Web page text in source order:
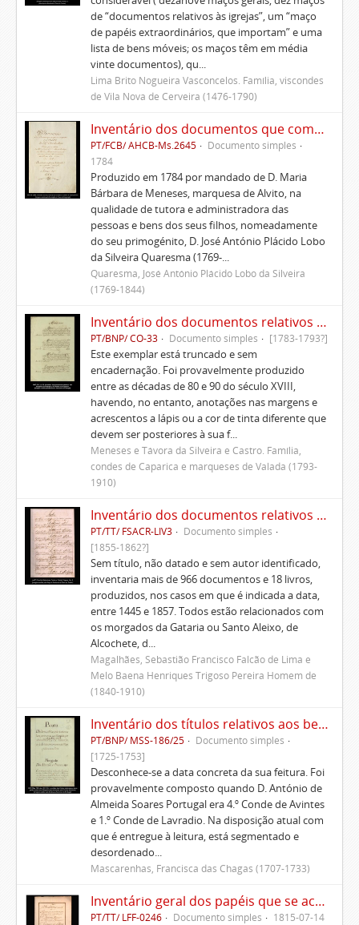
de “documentos relativos às igrejas”, um “maço
de papéis extraordinários, que importam” e uma
lista de bens móveis; os maços têm em média
vinte documentos), qu...
Lima Brito Nogueira Vasconcelos. Família, viscondes
de Vila Nova de Cerveira (1476-1790)
Inventário dos documentos que compõem o cartório da Casa de Alvito
PT/FCB/ AHCB-Ms.2645
Documento simples
1784
Produzido em 1784 por mandado de D. Maria
Bárbara de Meneses, marquesa de Alvito, na
qualidade de tutora e administradora das
pessoas e bens dos seus filhos, nomeadamente
do seu primogénito, D. José António Plácido Lobo
da Silveira Quaresma (1769-...
Quaresma, José António Plácido Lobo da Silveira
(1769-1844)
Inventário dos documentos relativos aos Morgados da Patameira, de Oliveira e de Caparica
PT/BNP/ CO-33 Documento simples [1783-1793?]
Este exemplar está truncado e sem
encadernação. Foi provavelmente produzido
entre as décadas de 80 e 90 do século XVIII,
havendo, no entanto, anotações nas margens e
acrescentos a lápis ou a cor de tinta diferente que
devem ser posteriores à sua f...
Meneses e Távora da Silveira e Castro. Família,
condes de Caparica e marqueses de Valada (1793-
1910)
Inventário dos documentos relativos aos Morgados do Santo Aleixo, de Alcochete e outros
PT/TT/ FSACR-LIV3
Documento simples
[1855-1862?]
Sem título, não datado e sem autor identificado,
inventaria mais de 966 documentos e 18 livros,
produzidos, nos casos em que é indicada a data,
entre 1445 e 1857. Todos estão relacionados com
os morgados da Gataria ou Santo Aleixo, de
Alcochete, d...
Magalhães, Sebastião Francisco Falcão de Lima e
Melo Baena Henriques Trigoso Pereira Homem de
(1840-1910)
Inventário dos títulos relativos aos bens pertencentes aos Morgados administrados pelo Conde de Avintes
PT/BNP/ MSS-186/25
Documento simples
[1725-1753]
Desconhece-se a data concreta da sua feitura. Foi
provavelmente composto quando D. António de
Almeida Soares Portugal era 4.º Conde de Avintes
e 1.º Conde de Lavradio. Na disposição atual com
que é entregue à leitura, está segmentado e
desordenado...
Mascarenhas, Francisca das Chagas (1707-1733)
Inventário geral dos papéis que se acharam por falecimento do Principal D. António Xavier de Miranda Henriques
PT/TT/ LFF-0246 Documento simples 1815-07-14